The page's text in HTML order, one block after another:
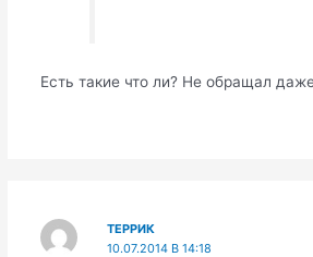
Есть такие что ли? Не обращал
ТЕРРИК
10.07.2014 В 14:18